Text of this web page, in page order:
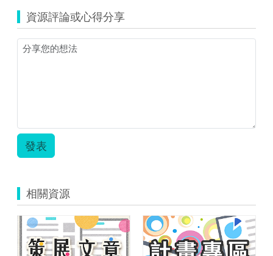
虹-
-
資源評論或心得分享
發表
相關資源